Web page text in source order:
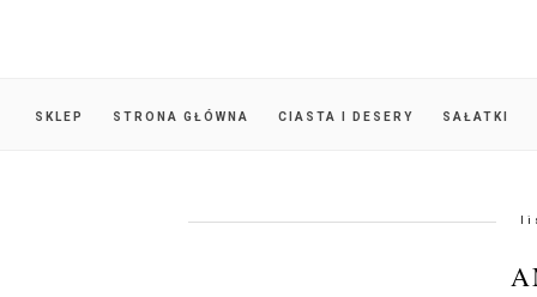
SKLEP STRONA GŁÓWNA CIASTA I DESERY SAŁATKI